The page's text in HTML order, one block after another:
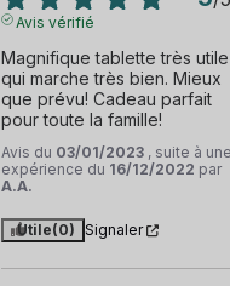
Avis vérifié
Magnifique tablette très
qui marche très bien. Mieux
que prévu! Cadeau parfait
pour toute la famille!
Avis du 03/01/2023 , suite à
expérience du 16/12/2022 par
A.A.
Utile(0) Signaler